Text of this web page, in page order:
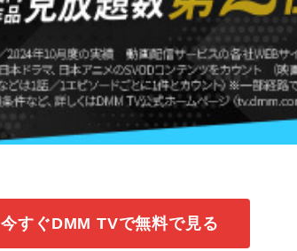
今すぐDMM TVで無料で見る